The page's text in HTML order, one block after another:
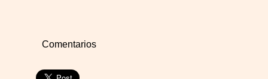
Comentarios